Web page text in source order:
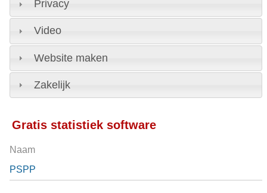
Privacy
Video
Website maken
Zakelijk
Gratis statistiek software
Naam
PSPP